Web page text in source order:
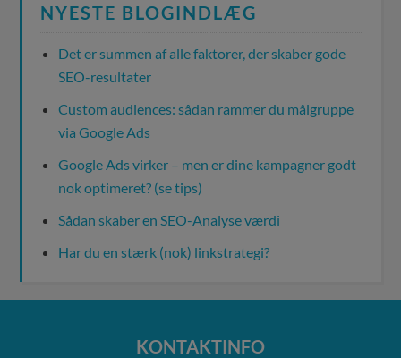
NYESTE BLOGINDLÆG
Det er summen af alle faktorer, der skaber gode
SEO-resultater
Custom audiences: sådan rammer du målgruppe
via Google Ads
Google Ads virker – men er dine kampagner godt
nok optimeret? (se tips)
Sådan skaber en SEO-Analyse værdi
Har du en stærk (nok) linkstrategi?
KONTAKTINFO